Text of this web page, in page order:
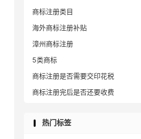
商标注册类目
海外商标注册补贴
漳州商标注册
5类商标
商标注册是否需要交印花税
商标注册完后是否还要收费
热门标签